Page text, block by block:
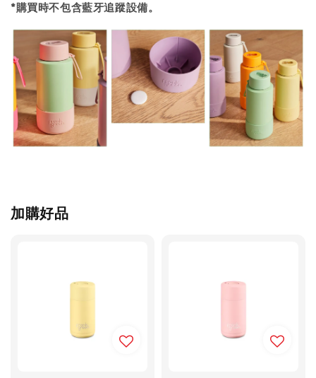
*購買時不包含藍牙追蹤設備。
加購好品